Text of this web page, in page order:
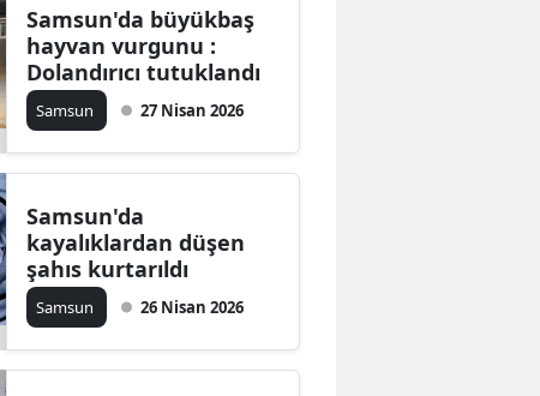
Samsun'da büyükbaş
hayvan vurgunu :
Dolandırıcı tutuklandı
Samsun 27 Nisan 2026
Samsun'da
kayalıklardan düşen
şahıs kurtarıldı
Samsun 26 Nisan 2026